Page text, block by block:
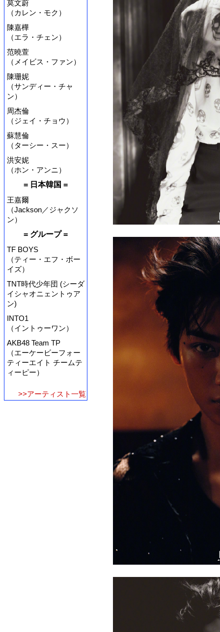
莫文蔚
（カレン・モク）
陳嘉樺
（エラ・チェン）
范曉萱
（メイビス・ファン）
陳珊妮
（サンディー・チャ
ン）
周杰倫
（ジェイ・チョウ）
蘇慧倫
（ターシー・スー）
洪安妮
（ホン・アンニ）
= 日本韓国 =
王嘉爾
（Jackson／ジャクソ
ン）
= グループ =
TF BOYS
（ティー・エフ・ボー
イズ）
TNT時代少年団 (シーダ
イシャオニェントゥア
ン)
INTO1
（イントゥーワン）
AKB48 Team TP
（エーケービーフォー
ティーエイト チームテ
ィーピー）
>>アーティスト一覧